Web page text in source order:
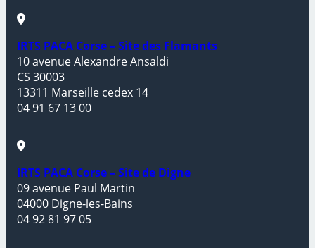
IRTS PACA Corse – Site des Flamants
10 avenue Alexandre Ansaldi
CS 30003
13311 Marseille cedex 14
04 91 67 13 00
IRTS PACA Corse – Site de Digne
09 avenue Paul Martin
04000 Digne-les-Bains
04 92 81 97 05